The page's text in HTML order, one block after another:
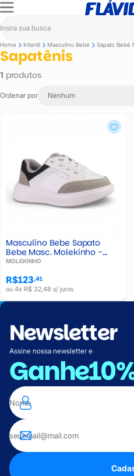
Home Infantil Masculino Bebê Sapato Bebê
Sapatênis
1 produtos
Ordenar por Nenhum
Masculino Bebe Sapato
Bebe Masc. Molekinho -
2631117
MOLEKINHO
R$123,41
ou 4x R$ 32,48 s/ juros
Newsletter
Assine nossa newsletter e
Ganhe